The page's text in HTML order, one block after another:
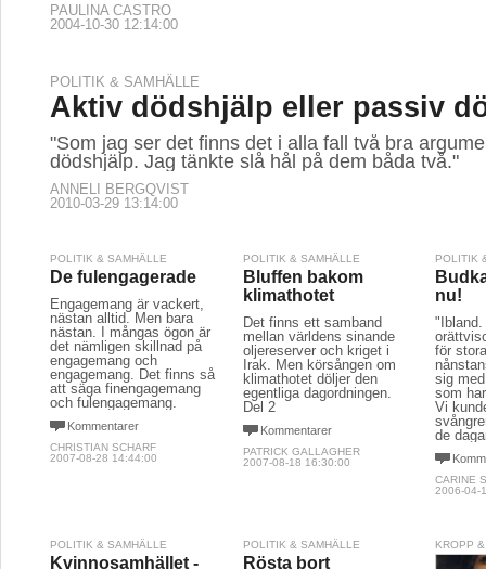
PAULINA CASTRO
2004-10-30 12:14:00
POLITIK & SAMHÄLLE
Aktiv dödshjälp eller passiv
"Som jag ser det finns det i alla fall två bra
dödshjälp. Jag tänkte slå hål på dem båda två."
ANNELI BERGQVIST
2010-03-29 13:14:00
POLITIK & SAMHÄLLE
De fulengagerade
Engagemang är vackert,
nästan alltid. Men bara
nästan. I mångas ögon är
det nämligen skillnad på
engagemang och
engagemang. Det finns så
att säga finengagemang
och fulengagemang.
Kommentarer
CHRISTIAN SCHARF
2007-08-28 14:44:00
POLITIK & SAMHÄLLE
Bluffen bakom
klimathotet
Det finns ett samband
mellan världens sinande
oljereserver och kriget i
Irak. Men körsången om
klimathotet döljer den
egentliga dagordningen.
Del 2
Kommentarer
PATRICK GALLAGHER
2007-08-18 16:30:00
POLITIK
nu!
"Ibland.
för
sig
som
Vi
de
CARINE
2006-04-
POLITIK & SAMHÄLLE
Kvinnosamhället -
POLITIK & SAMHÄLLE
Rösta bort
KROPP